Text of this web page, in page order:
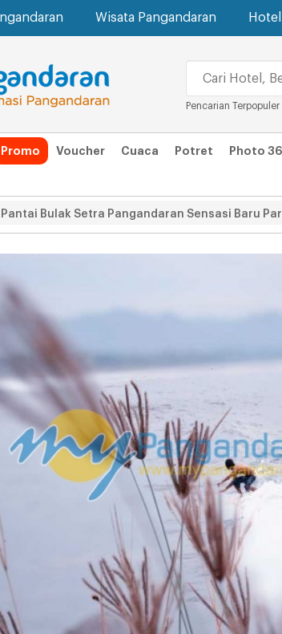
Wisata Pangandaran
Pencarian Terpopuler
Promo Voucher Cuaca Potret Photo
Pantai Bulak Setra Pangandaran Sensasi Baru